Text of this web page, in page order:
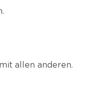
allen anderen.